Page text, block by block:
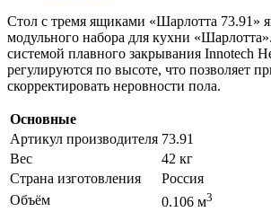
Стол с тремя ящиками «Шарлотта 73.91»
модульного набора для кухни
системой плавного закрывания Innotech
регулируются по высоте, что позволяет
скорректировать неровности пола.
Основные
Артикул производителя 73.91
Вес
42 кг
Страна изготовления
Россия
Объём
0.106 м3